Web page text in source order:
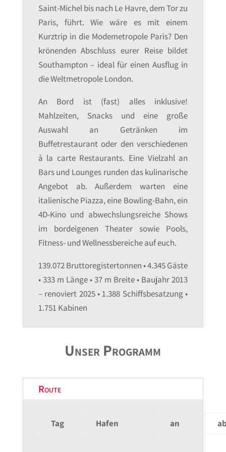
Saint-Michel bis nach Le Havre, dem Tor zu
Paris, führt. Wie wäre es mit einem
Kurztrip in die Modemetropole Paris? Den
krönenden Abschluss eurer Reise bildet
Southampton – ideal für einen Ausflug in
die Weltmetropole London.
An Bord ist (fast) alles inklusive!
Mahlzeiten, Snacks und eine große
Auswahl an Getränken im
Buffetrestaurant oder den verschiedenen
à la carte Restaurants. Eine Vielzahl an
Bars und Lounges runden das kulinarische
Angebot ab. Außerdem warten eine
italienische Piazza, eine Bowling-Bahn, ein
4D-Kino und abwechslungsreiche Shows
im bordeigenen Theater sowie Pools,
Fitness- und Wellnessbereiche auf euch.
139.072 Bruttoregistertonnen • 4.345 Gäste
• 333 m Länge • 37 m Breite • Baujahr 2013
– renoviert 2025 • 1.388 Schiffsbesatzung •
1.751 Kabinen
Unser Programm
Route
Tag Hafen an